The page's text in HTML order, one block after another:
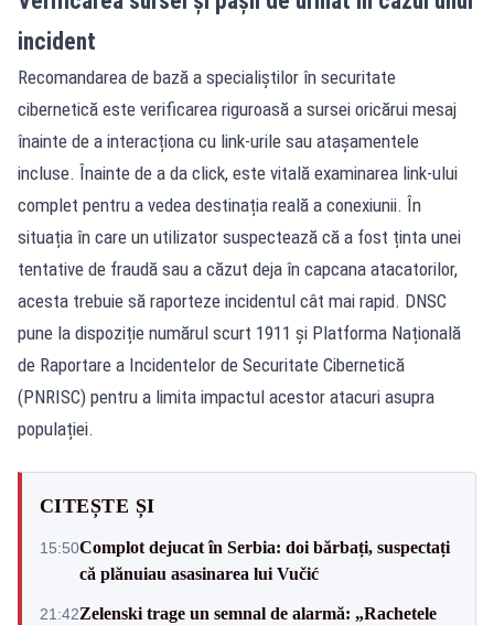
incident
Recomandarea de bază a specialiștilor în securitate
cibernetică este verificarea riguroasă a sursei oricărui mesaj
înainte de a interacționa cu link-urile sau atașamentele
incluse. Înainte de a da click, este vitală examinarea link-ului
complet pentru a vedea destinația reală a conexiunii. În
situația în care un utilizator suspectează că a fost ținta unei
tentative de fraudă sau a căzut deja în capcana atacatorilor,
acesta trebuie să raporteze incidentul cât mai rapid. DNSC
pune la dispoziție numărul scurt 1911 și Platforma Națională
de Raportare a Incidentelor de Securitate Cibernetică
(PNRISC) pentru a limita impactul acestor atacuri asupra
populației.
CITEȘTE ȘI
15:50Complot dejucat în Serbia: doi bărbați, suspectați
că plănuiau asasinarea lui Vučić
21:42Zelenski trage un semnal de alarmă: „Rachetele